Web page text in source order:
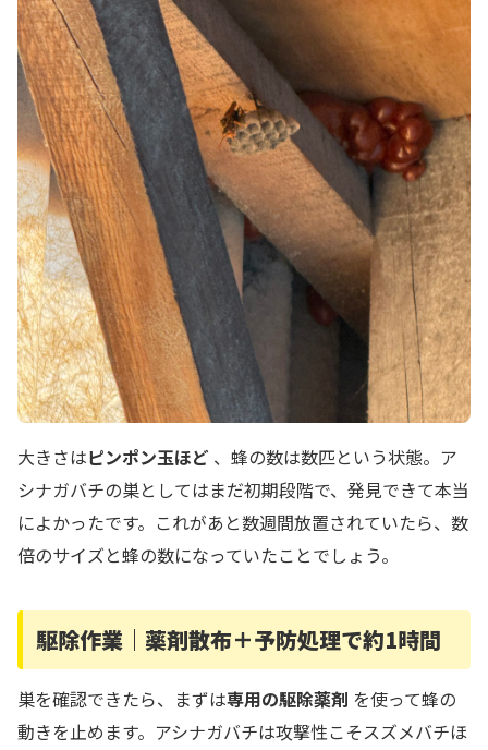
大きさはピンポン玉ほど 、蜂の数は数匹という状態。ア
シナガバチの巣としてはまだ初期段階で、発見できて本当
によかったです。これがあと数週間放置されていたら、数
倍のサイズと蜂の数になっていたことでしょう。
駆除作業｜薬剤散布＋予防処理で約1時間
巣を確認できたら、まずは専用の駆除薬剤 を使って蜂の
動きを止めます。アシナガバチは攻撃性こそスズメバチほ